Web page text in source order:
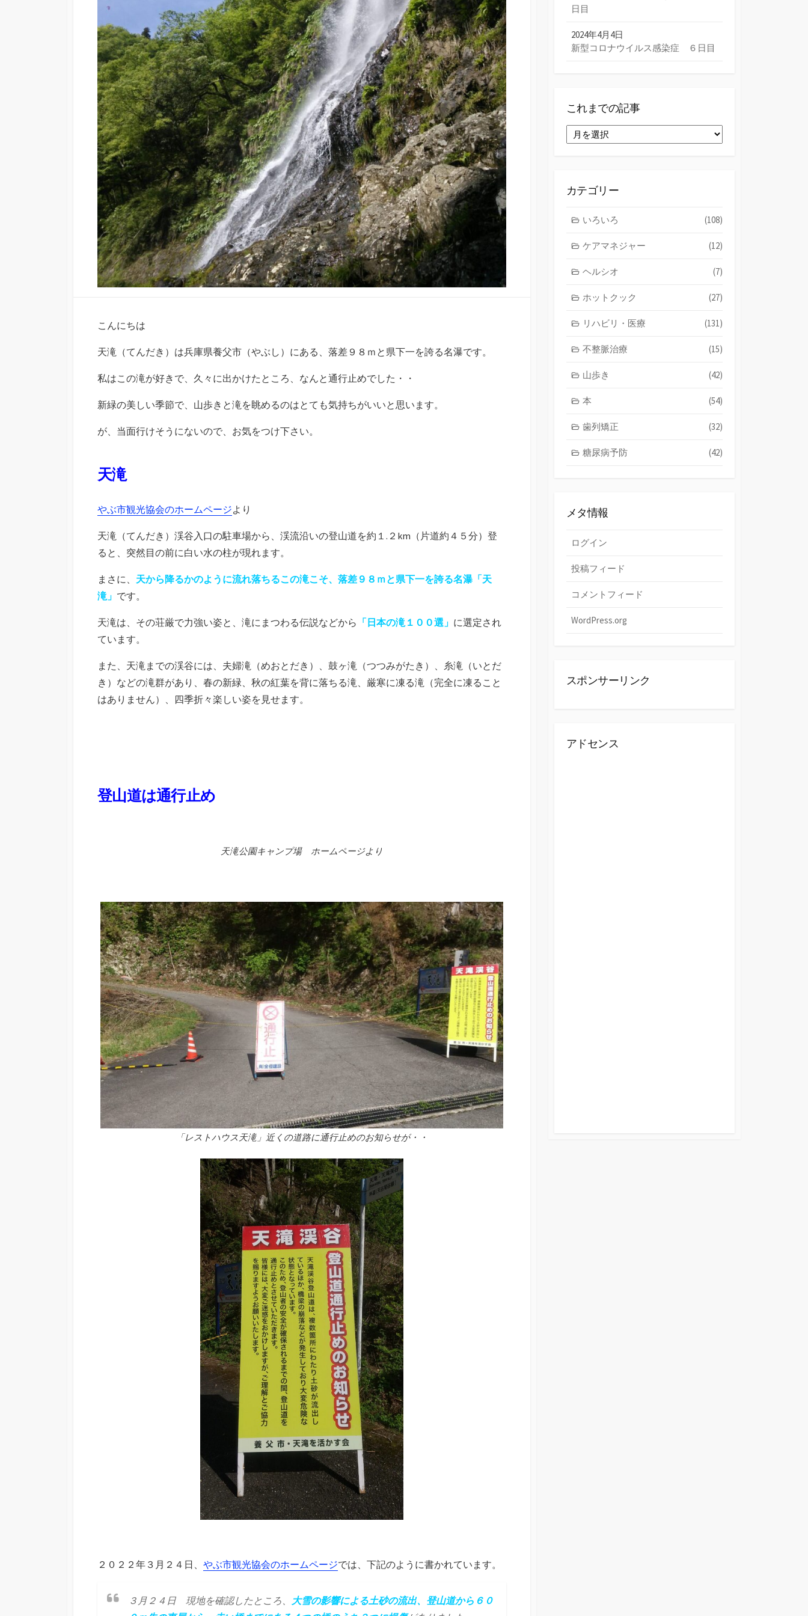
こんにちは
天滝（てんだき）は兵庫県養父市（やぶし）にある、落差９８ｍと県下一を誇る名瀑です。
私はこの滝が好きで、久々に出かけたところ、なんと通行止めでした・・
新緑の美しい季節で、山歩きと滝を眺めるのはとても気持ちがいいと思います。
が、当面行けそうにないので、お気をつけ下さい。
天滝
やぶ市観光協会のホームページより
天滝（てんだき）渓谷入口の駐車場から、渓流沿いの登山道を約１.２km（片道約４５分）登
ると、突然目の前に白い水の柱が現れます。
まさに、 天から降るかのように流れ落ちるこの滝こそ、落差９８ｍと県下一を誇る名瀑「天
滝」 です。
天滝は、その荘厳で力強い姿と、滝にまつわる伝説などから 「日本の滝１００選」 に選定され
ています。
また、天滝までの渓谷には、夫婦滝（めおとだき）、鼓ヶ滝（つつみがたき）、糸滝（いとだ
き）などの滝群があり、春の新緑、秋の紅葉を背に落ちる滝、厳寒に凍る滝（完全に凍ること
はありません）、四季折々楽しい姿を見せます。
登山道は通行止め
天滝公園キャンプ場 ホームページより
「レストハウス天滝」近くの道路に通行止めのお知らせが・・
２０２２年３月２４日、 やぶ市観光協会のホームページでは、下記のように書かれています。
３月２４日 現地を確認したところ、 大雪の影響による土砂の流出、登山道から６０
日目
2024年4月4日
新型コロナウイルス感染症 ６日目
これまでの記事
れ
記
カテゴリー
いろいろ (108)
ケアマネジャー (12)
ヘルシオ (7)
ホットクック (27)
リハビリ・医療 (131)
不整脈治療 (15)
山歩き (42)
本 (54)
歯列矯正 (32)
糖尿病予防 (42)
メタ情報
ログイン
投稿フィード
コメントフィード
WordPress.org
スポンサーリンク
アドセンス